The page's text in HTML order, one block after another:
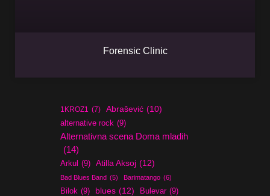
Forensic Clinic
1KROZ1 (7) Abrašević (10)
alternative rock (9)
Alternativna scena Doma mladih
(14)
Arkul (9) Atilla Aksoj (12)
Bad Blues Band (5) Barimatango (6)
Bilok (9) blues (12) Bulevar (9)